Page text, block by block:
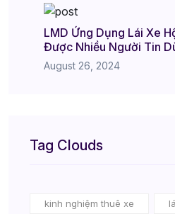
LMD Ứng Dụng Lái Xe
Được Nhiều Người Tin
August 26, 2024
Tag Clouds
kinh nghiệm thuê xe